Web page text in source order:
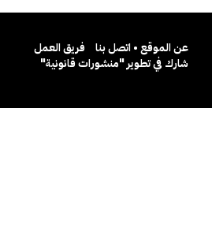
عن الموقع • اتصل بنا
فريق العمل
شارك في تطوير "منشورات قانونية"